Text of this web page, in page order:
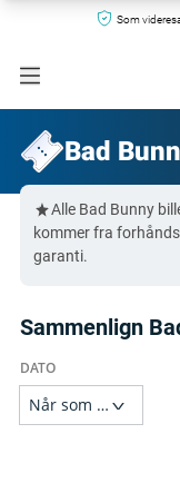
Som
Bad
Alle Bad Bunny
kommer fra
garanti.
Sammenlign